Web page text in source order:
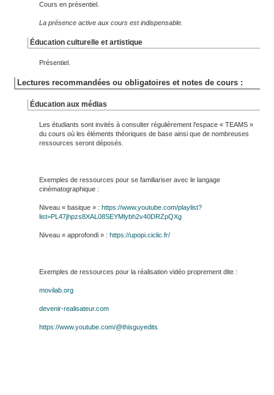
Cours en présentiel.
La présence active aux cours est indispensable.
Éducation culturelle et artistique
Présentiel.
Lectures recommandées ou obligatoires et notes de cours :
Éducation aux médias
Les étudiants sont invités à consulter régulièrement l'espace « TEAMS »
du cours où les éléments théoriques de base ainsi que de nombreuses
ressources seront déposés.
Exemples de ressources pour se familiariser avec le langage
cinématographique :
Niveau « basique » : https://www.youtube.com/playlist?
list=PL47jhpzs8XAL08SEYMlybh2v40DRZpQXg
Niveau « approfondi » : https://upopi.ciclic.fr/
Exemples de ressources pour la réalisation vidéo proprement dite :
movilab.org
devenir-realisateur.com
https://www.youtube.com/@thisguyedits